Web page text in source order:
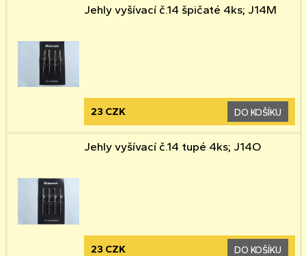
Jehly vyšívací č.14 špičaté 4ks; J14M
23 CZK DO KOŠÍKU
Jehly vyšívací č.14 tupé 4ks; J14O
23 CZK DO KOŠÍKU